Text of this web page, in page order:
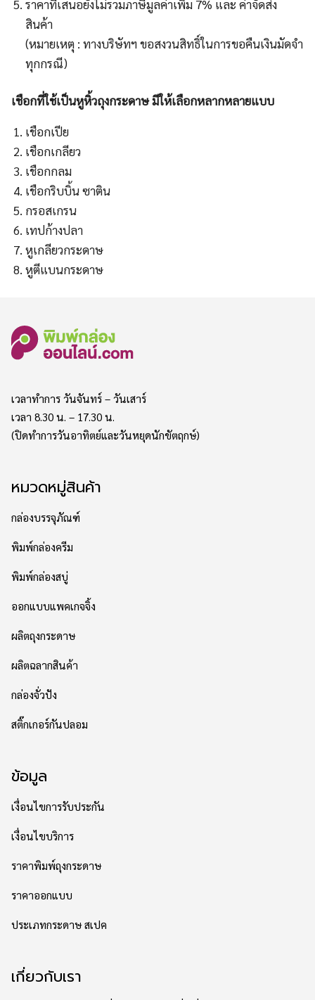
ราคาที่เสนอยังไม่รวมภาษีมูลค่าเพิ่ม 7% และ ค่าจัดส่ง
สินค้า
(หมายเหตุ : ทางบริษัทฯ ขอสงวนสิทธิ์ในการขอคืนเงินมัดจำ
ทุกกรณี)
เชือกที่ใช้เป็นหูหิ้วถุงกระดาษ มีให้เลือกหลากหลายแบบ
เชือกเปีย
เชือกเกลียว
เชือกกลม
เชือกริบบิ้น ซาติน
กรอสเกรน
เทปก้างปลา
หูเกลียวกระดาษ
หูตีแบนกระดาษ
เวลาทำการ วันจันทร์ – วันเสาร์
เวลา 8.30 น. – 17.30 น.
(ปิดทำการวันอาทิตย์และวันหยุดนักขัตฤกษ์)
หมวดหมู่สินค้า
กล่องบรรจุภัณฑ์
พิมพ์กล่องครีม
พิมพ์กล่องสบู่
ออกแบบแพคเกจจิ้ง
ผลิตถุงกระดาษ
ผลิตฉลากสินค้า
กล่องจั่วปัง
สติ๊กเกอร์กันปลอม
ข้อมูล
เงื่อนไขการรับประกัน
เงื่อนไขบริการ
ราคาพิมพ์ถุงกระดาษ
ราคาออกแบบ
ประเภทกระดาษ สเปค
เกี่ยวกับเรา